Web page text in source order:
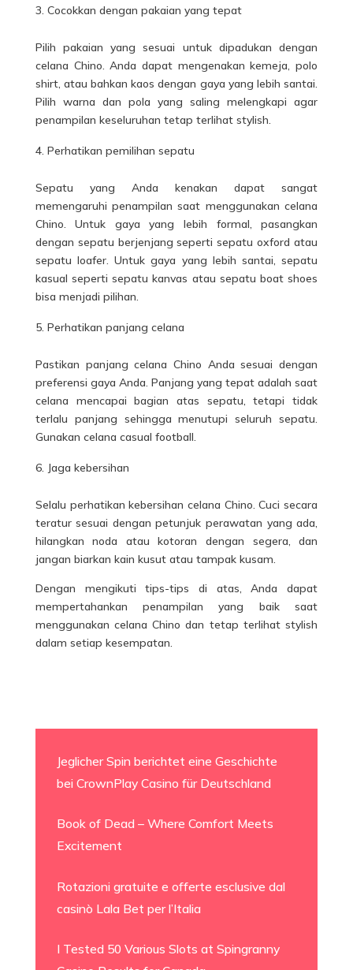
Cocokkan dengan pakaian yang tepat
Pilih pakaian yang sesuai untuk dipadukan dengan
celana Chino. Anda dapat mengenakan kemeja, polo
shirt, atau bahkan kaos dengan gaya yang lebih santai.
Pilih warna dan pola yang saling melengkapi agar
penampilan keseluruhan tetap terlihat stylish.
Perhatikan pemilihan sepatu
Sepatu yang Anda kenakan dapat sangat
memengaruhi penampilan saat menggunakan celana
Chino. Untuk gaya yang lebih formal, pasangkan
dengan sepatu berjenjang seperti sepatu oxford atau
sepatu loafer. Untuk gaya yang lebih santai, sepatu
kasual seperti sepatu kanvas atau sepatu boat shoes
bisa menjadi pilihan.
Perhatikan panjang celana
Pastikan panjang celana Chino Anda sesuai dengan
preferensi gaya Anda. Panjang yang tepat adalah saat
celana mencapai bagian atas sepatu, tetapi tidak
terlalu panjang sehingga menutupi seluruh sepatu.
Gunakan celana casual football.
Jaga kebersihan
Selalu perhatikan kebersihan celana Chino. Cuci secara
teratur sesuai dengan petunjuk perawatan yang ada,
hilangkan noda atau kotoran dengan segera, dan
jangan biarkan kain kusut atau tampak kusam.
Dengan mengikuti tips-tips di atas, Anda dapat
mempertahankan penampilan yang baik saat
menggunakan celana Chino dan tetap terlihat stylish
dalam setiap kesempatan.
Jeglicher Spin berichtet eine Geschichte
bei CrownPlay Casino für Deutschland
Book of Dead – Where Comfort Meets
Excitement
Rotazioni gratuite e offerte esclusive dal
casinò Lala Bet per l’Italia
I Tested 50 Various Slots at Spingranny